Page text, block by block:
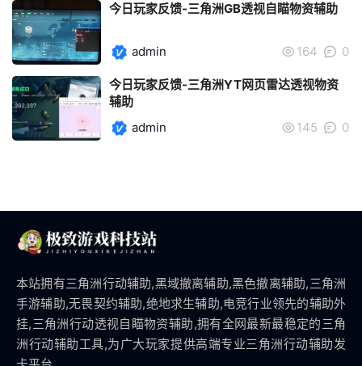
今日玩家反馈-三角洲GB透视自瞄物资辅助
admin 164 0
今日玩家反馈-三角洲YT网页雷达透视物资
辅助
admin
145 0
本站拥有三角洲行动辅助,黑域撤离辅助,黑色撤离辅助,三角洲
手游辅助,无畏契约辅助,绝地求生辅助,电竞行业领先的辅助外
挂,三角洲行动透视自瞄物资辅助,拥有全网最新最稳定的三角
洲行动辅助工具,为广大玩家提供高端专业三角洲行动辅助发